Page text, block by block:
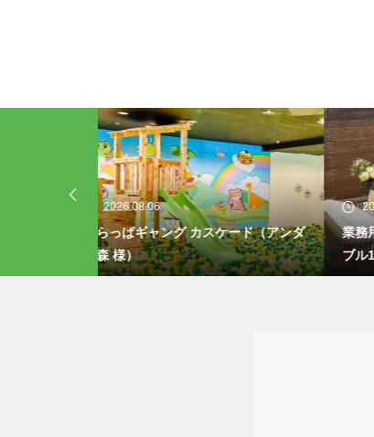
2026.08.04
業務用 屋外 LPガス焚き火台付きテー
ブル13（ELM）